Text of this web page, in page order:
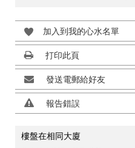
加入到我的心水名單
打印此頁
發送電郵給好友
報告錯誤
樓盤在相同大廈